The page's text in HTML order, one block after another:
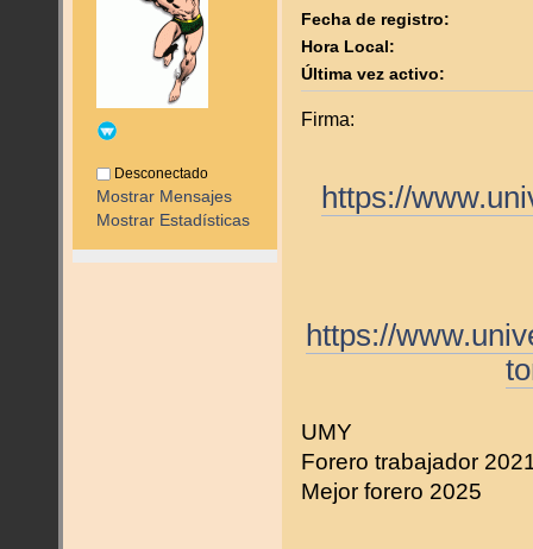
Desconectado
Mostrar Mensajes
Mostrar Estadísticas
Fecha de registro:
Hora Local:
Última vez activo:
Firma:
https://
https://
UMY
Forero trabajador
Mejor forero 2025